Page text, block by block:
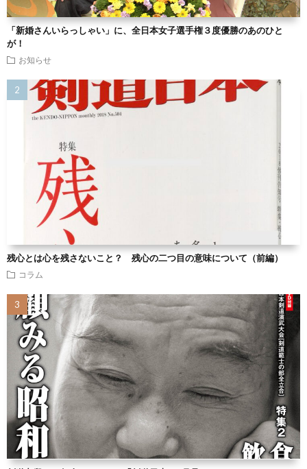
「新婚さんいらっしゃい」に、全日本女子選手権３度優勝のあのひと
が！
お知らせ
残心とは心を残さないこと？ 残心の二つ目の意味について（前編）
コラム